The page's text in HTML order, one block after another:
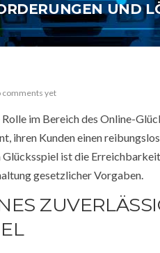
UND
comments yet
im Bereich des Online-
Kunden einen
ist die
gesetzlicher Vorgaben.